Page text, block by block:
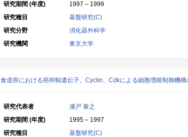
研究期間 (年度)
1997 – 1999
研究種目
基盤研究(C)
研究分野
消化器外科学
研究機関
東京大学
食道癌における癌抑制遺伝子、Cyclin、Cdkによる細胞増殖制御機構
研究代表者
瀬戸 泰之
研究期間 (年度)
1995 – 1997
研究種目
基盤研究(C)